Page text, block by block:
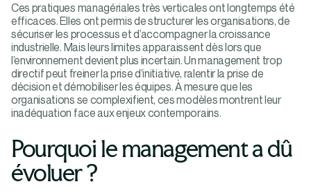
Ces pratiques managériales très verticales ont longtemps été
efficaces. Elles ont permis de structurer les organisations, de
sécuriser les processus et d’accompagner la croissance
industrielle. Mais leurs limites apparaissent dès lors que
l’environnement devient plus incertain. Un management trop
directif peut freiner la prise d’initiative, ralentir la prise de
décision et démobiliser les équipes. À mesure que les
organisations se complexifient, ces modèles montrent leur
inadéquation face aux enjeux contemporains.
Pourquoi le management a dû
évoluer ?